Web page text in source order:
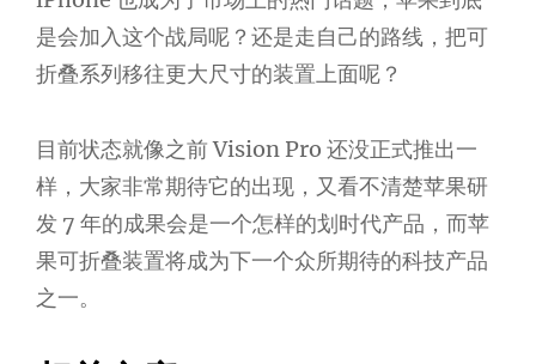
是会加入这个战局呢？还是走自己的路线，把可
折叠系列移往更大尺寸的装置上面呢？
目前状态就像之前 Vision Pro 还没正式推出一
样，大家非常期待它的出现，又看不清楚苹果研
发 7 年的成果会是一个怎样的划时代产品，而苹
果可折叠装置将成为下一个众所期待的科技产品
之一。